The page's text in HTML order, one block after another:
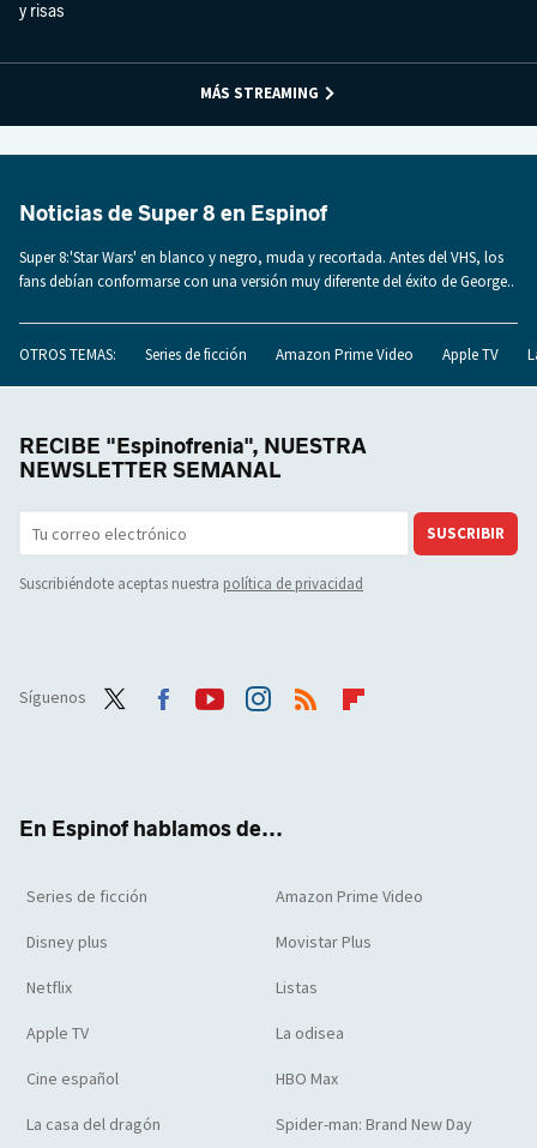
y risas
MÁS STREAMING
Noticias de Super 8 en Espinof
Super 8:'Star Wars' en blanco y negro, muda y recortada. Antes del VHS, los
fans debían conformarse con una versión muy diferente del éxito de George..
OTROS TEMAS: Series de ficción Amazon Prime Video Apple TV
RECIBE "Espinofrenia", NUESTRA
NEWSLETTER SEMANAL
SUSCRIBIR
Suscribiéndote aceptas nuestra política de privacidad
Síguenos
En Espinof hablamos de...
Series de ficción Amazon Prime Video
Disney plus Movistar Plus
Netflix Listas
Apple TV La odisea
Cine español HBO Max
La casa del dragón Spider-man: Brand New Day